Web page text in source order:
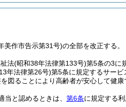
作市告示第31号)の全部を改正する。
法(昭和38年法律第133号)第5条の3に
年法律第26号)第5条に規定するサー
図ることにより高齢者が安心して健
当と認めるときは、 第6条に規定する